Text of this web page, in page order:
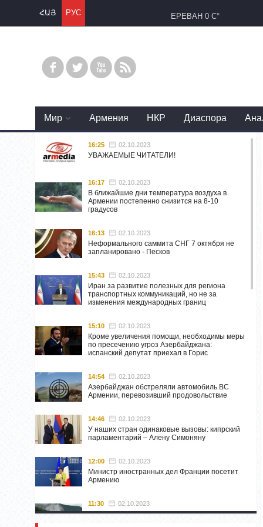
ՀԱՅ РУС ЕРЕВАН 0 C°
Mир Армения НКР Диаспора
16:25 02.10.2023
УВАЖАЕМЫЕ ЧИТАТЕЛИ!
16:17 02.10.2023
В ближайшие дни температура воздуха в
Армении постепенно снизится на 8-10
градусов
16:13 02.10.2023
Неформального саммита СНГ 7 октября не
запланировано - Песков
15:43 02.10.2023
Иран за развитие полезных для региона
транспортных коммуникаций, но не за
изменения международных границ
15:10 02.10.2023
Кроме увеличения помощи, необходимы меры
по пресечению угроз Азербайджана:
испанский депутат приехал в Горис
14:54 02.10.2023
Азербайджан обстреляли автомобиль ВС
Армении, перевозивший продовольствие
14:46 02.10.2023
У наших стран одинаковые вызовы: кипрский
парламентарий – Алену Симоняну
12:00 02.10.2023
Министр иностранных дел Франции посетит
Армению
11:30 02.10.2023
Самвел Шахраманян и группа ответственных